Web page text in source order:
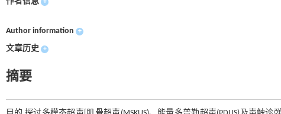
+
Author information +
文章历史 +
摘要